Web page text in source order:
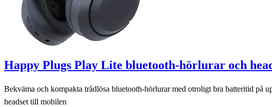
Happy Plugs Play Lite bluetooth-hörlurar och
Bekväma och kompakta trådlösa bluetooth-hörlurar med otroligt bra batteritid på
headset till mobilen